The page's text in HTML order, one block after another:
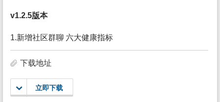
v1.2.5版本
1.新增社区群聊 六大健康指标
下载地址
立即下载